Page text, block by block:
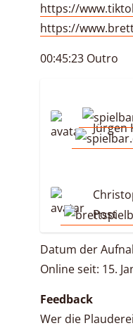
https://
https://
00:45:23 Outro
Jürgen
Post
Datum der
Online seit: 15.
Feedback
Wer die